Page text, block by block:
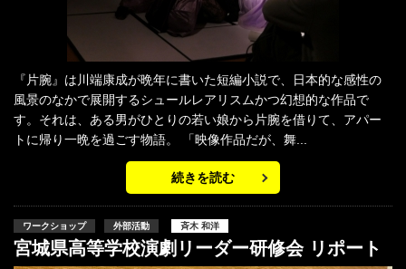
『片腕』は川端康成が晩年に書いた短編小説で、日本的な感性の
風景のなかで展開するシュールレアリスムかつ幻想的な作品で
す。それは、ある男がひとりの若い娘から片腕を借りて、アパー
トに帰り一晩を過ごす物語。 「映像作品だが、舞...
続きを読む
ワークショップ 外部活動 斉木 和洋
宮城県高等学校演劇リーダー研修会 リポート